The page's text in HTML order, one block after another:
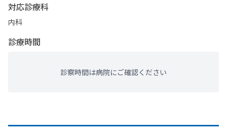
対応診療科
内科
診療時間
診察時間は病院にご確認ください